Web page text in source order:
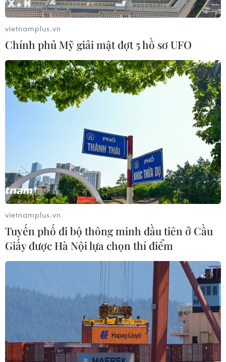
vietnamplus.vn
Chính phủ Mỹ giải mật đợt 5 hồ sơ UFO
vietnamplus.vn
Tuyến phố đi bộ thông minh đầu tiên ở Cầu
Giấy được Hà Nội lựa chọn thí điểm